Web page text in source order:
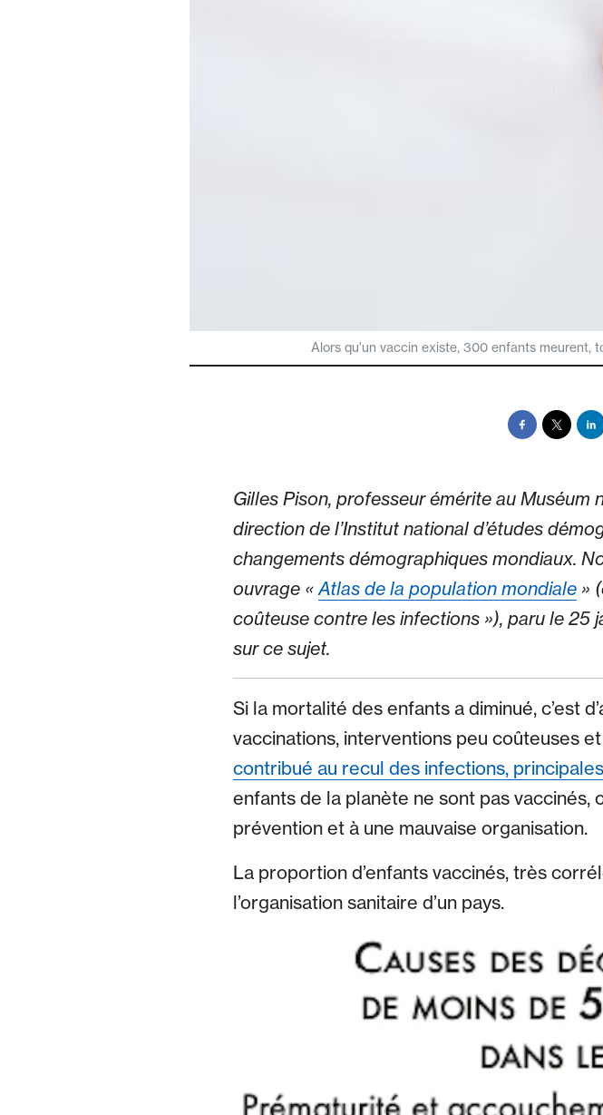
Alors qu'un vaccin existe, 300 enfants meurent,
Gilles Pison, professeur émérite au Muséum
direction de l’Institut national d’études
changements démographiques mondiaux.
ouvrage « Atlas de la population mondiale»
coûteuse contre les infections »), paru le 25
sur ce sujet.
Si la mortalité des enfants a diminué, c’est
vaccinations, interventions peu coûteuses
contribué au recul des infections,
enfants de la planète ne sont pas vaccinés,
prévention et à une mauvaise organisation.
La proportion d’enfants vaccinés, très
l’organisation sanitaire d’un pays.